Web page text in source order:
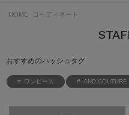
HOME コーディネート
おすすめのハッシュタグ
ワンピース AND COUTURE